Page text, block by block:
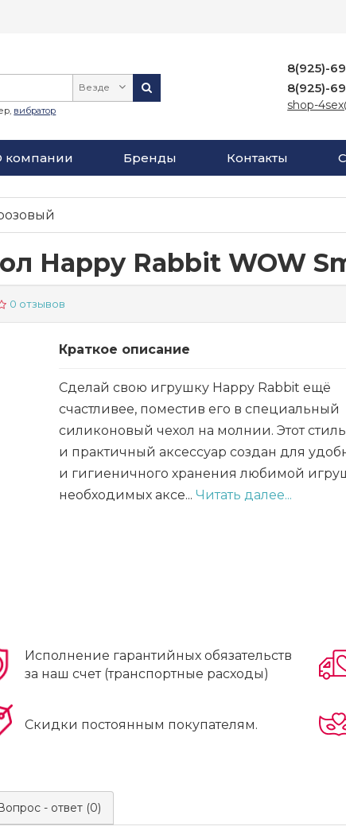
8(925)-
8(925)-
shop-
Везде
вибратор
компании Бренды Контакты
Happy Rabbit WOW
0 отзывов
Краткое описание
Сделай свою игрушку Happy Rabbit ещё
счастливее, поместив его в специальный
силиконовый чехол на молнии. Этот
и практичный аксессуар создан для
и гигиеничного хранения любимой
необходимых аксе...Читать далее...
Исполнение гарантийных обязательств
за наш счет (транспортные расходы)
Скидки постоянным покупателям.
- ответ (0)